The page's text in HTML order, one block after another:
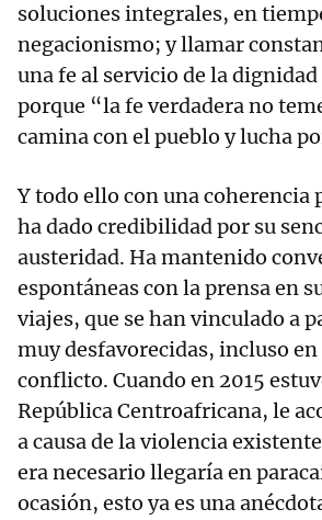
soluciones integrales, en
negacionismo; y llamar
una fe al servicio de la
porque “la fe verdadera no
camina con el pueblo y lucha
Y todo ello con una coherencia
ha dado credibilidad por su
austeridad. Ha mantenido
espontáneas con la prensa en
viajes, que se han vinculado a
muy desfavorecidas, incluso en
conflicto. Cuando en 2015
República Centroafricana, le
a causa de la violencia
era necesario llegaría en
ocasión, esto ya es una